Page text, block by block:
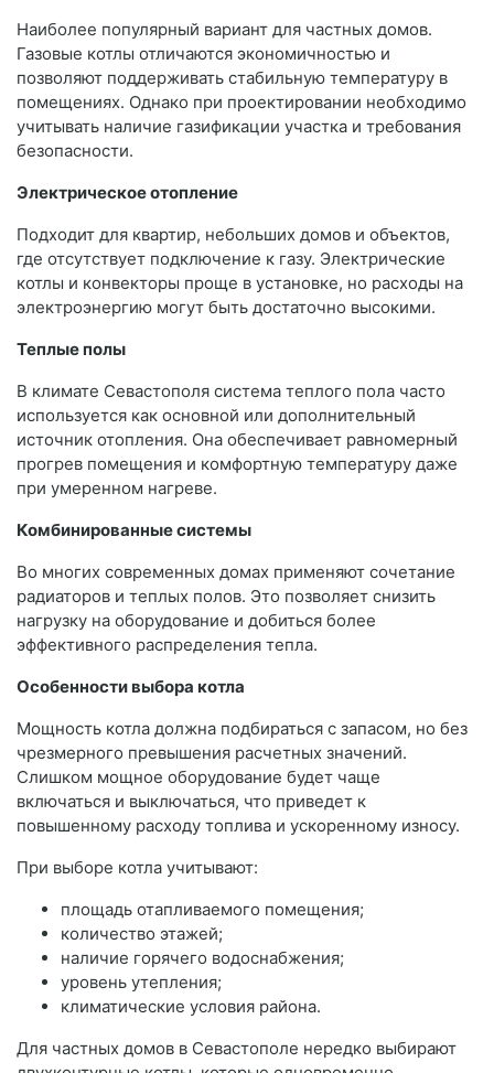
Наиболее популярный вариант для частных домов.
Газовые котлы отличаются экономичностью и
позволяют поддерживать стабильную температуру в
помещениях. Однако при проектировании необходимо
учитывать наличие газификации участка и требования
безопасности.
Электрическое отопление
Подходит для квартир, небольших домов и объектов,
где отсутствует подключение к газу. Электрические
котлы и конвекторы проще в установке, но расходы на
электроэнергию могут быть достаточно высокими.
Теплые полы
В климате Севастополя система теплого пола часто
используется как основной или дополнительный
источник отопления. Она обеспечивает равномерный
прогрев помещения и комфортную температуру даже
при умеренном нагреве.
Комбинированные системы
Во многих современных домах применяют сочетание
радиаторов и теплых полов. Это позволяет снизить
нагрузку на оборудование и добиться более
эффективного распределения тепла.
Особенности выбора котла
Мощность котла должна подбираться с запасом, но без
чрезмерного превышения расчетных значений.
Слишком мощное оборудование будет чаще
включаться и выключаться, что приведет к
повышенному расходу топлива и ускоренному износу.
При выборе котла учитывают:
площадь отапливаемого помещения;
количество этажей;
наличие горячего водоснабжения;
уровень утепления;
климатические условия района.
Для частных домов в Севастополе нередко выбирают